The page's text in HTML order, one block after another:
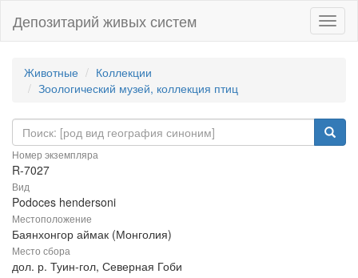
Депозитарий живых систем
Животные
Коллекции
Зоологический музей, коллекция птиц
Номер экземпляра
R-7027
Вид
Podoces hendersoni
Местоположение
Баянхонгор аймак (Монголия)
Место сбора
дол. р. Туин-гол, Северная Гоби